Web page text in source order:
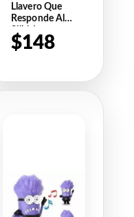
Llavero Que
Responde Al
Silbido
$148